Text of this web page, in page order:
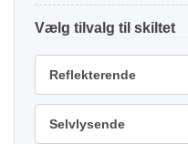
tilvalg
Reflekterende
Selvlysende